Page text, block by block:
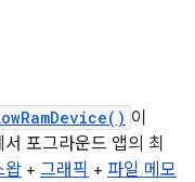
이
포그라운드 앱의 최
왑 + 그래픽 + 파일 메모